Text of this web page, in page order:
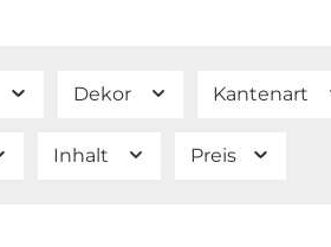
Dekor Kantenart
Inhalt Preis